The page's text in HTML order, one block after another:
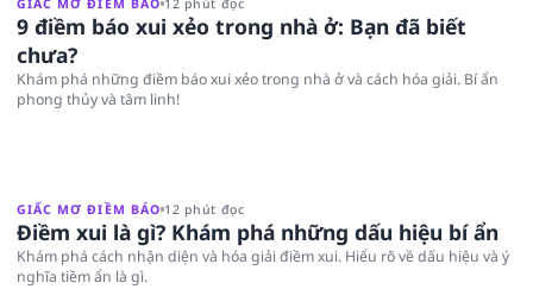
GIẤC MƠ ĐIỀM BÁO 12 phút đọc
9 điềm báo xui xẻo trong nhà ở: Bạn đã biết
chưa?
Khám phá những điềm báo xui xẻo trong nhà ở và cách hóa giải. Bí ẩn
phong thủy và tâm linh!
GIẤC MƠ ĐIỀM BÁO 12 phút đọc
Điềm xui là gì? Khám phá những dấu hiệu bí ẩn
Khám phá cách nhận diện và hóa giải điềm xui. Hiểu rõ về dấu hiệu và ý
nghĩa tiềm ẩn là gì.